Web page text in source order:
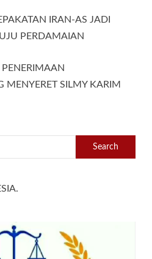
IRAN-AS JADI
PERDAMAIAN
MENYERET SILMY KARIM
Search